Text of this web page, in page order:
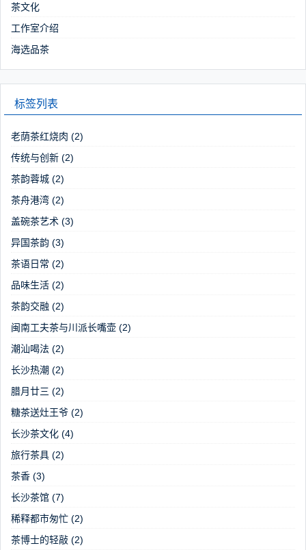
茶文化
工作室介绍
海选品茶
标签列表
老荫茶红烧肉 (2)
传统与创新 (2)
茶韵蓉城 (2)
茶舟港湾 (2)
盖碗茶艺术 (3)
异国茶韵 (3)
茶语日常 (2)
品味生活 (2)
茶韵交融 (2)
闽南工夫茶与川派长嘴壶 (2)
潮汕喝法 (2)
长沙热潮 (2)
腊月廿三 (2)
糖茶送灶王爷 (2)
长沙茶文化 (4)
旅行茶具 (2)
茶香 (3)
长沙茶馆 (7)
稀释都市匆忙 (2)
茶博士的轻敲 (2)